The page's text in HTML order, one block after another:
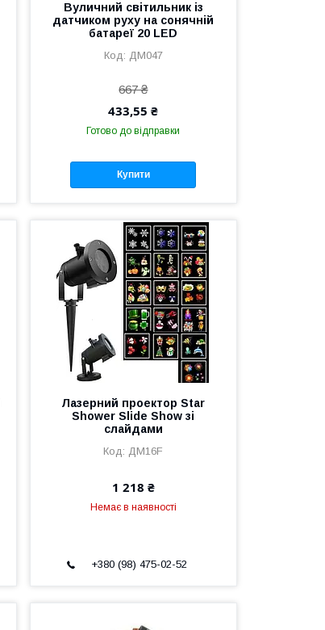
Вуличний світильник із
датчиком руху на сонячній
батареї 20 LED
ДМ047
667 ₴
433,55 ₴
Готово до відправки
Купити
Лазерний проектор Star
Shower Slide Show зі
слайдами
ДМ16F
1 218 ₴
Немає в наявності
+380 (98) 475-02-52